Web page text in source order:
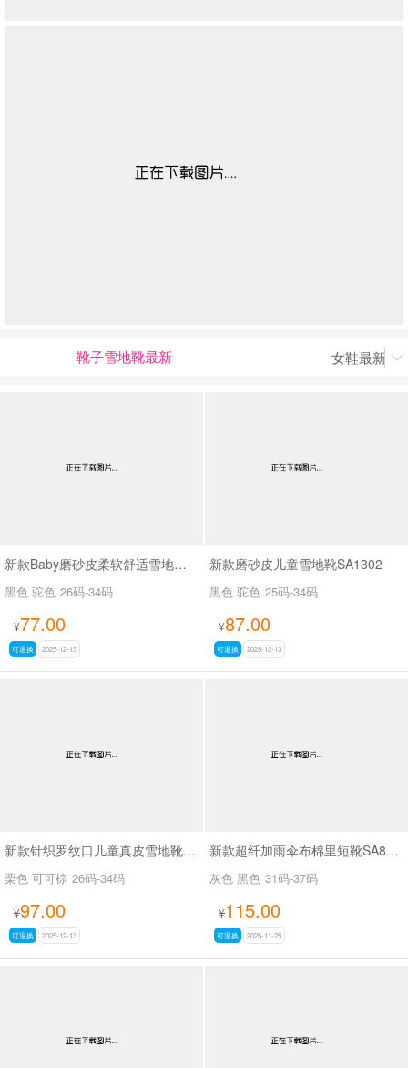
靴子雪地靴最新 女鞋最新上

新款Baby磨砂皮柔软舒适雪地靴SA9128
黑色 驼色 26码-34码
¥77.00
可退换 2025-12-13
新款磨砂皮儿童雪地靴SA1302
黑色 驼色 25码-34码
¥87.00
可退换 2025-12-13
新款针织罗纹口儿童真皮雪地靴SA1301
栗色 可可棕 26码-34码
¥97.00
可退换 2025-12-13
新款超纤加雨伞布棉里短靴SA8660
灰色 黑色 31码-37码
¥115.00
可退换 2025-11-25